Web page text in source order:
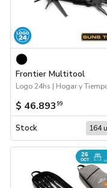
Frontier Multitool
$ 46.893 99
Stock 164
26
OCT